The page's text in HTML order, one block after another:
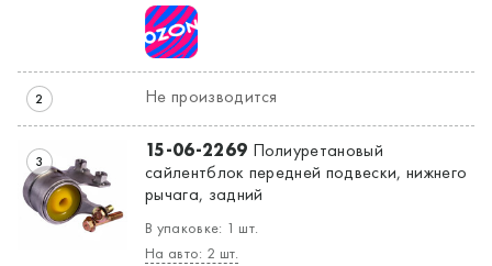
2 Не производится
3 15-06-2269 Полиуретановый
сайлентблок передней подвески, нижнего
рычага, задний
В упаковке: 1 шт.
На авто: 2 шт.